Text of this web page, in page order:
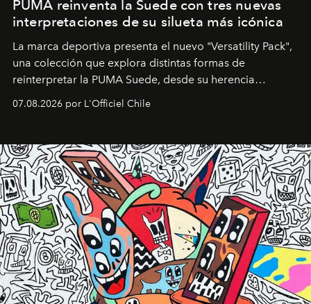
PUMA reinventa la Suede con tres nuevas
interpretaciones de su silueta más icónica
La marca deportiva presenta el nuevo "Versatility Pack",
una colección que explora distintas formas de
reinterpretar la PUMA Suede, desde su herencia
diseño y el universo outdoor.
07.08.2026 por L'Officiel Chile